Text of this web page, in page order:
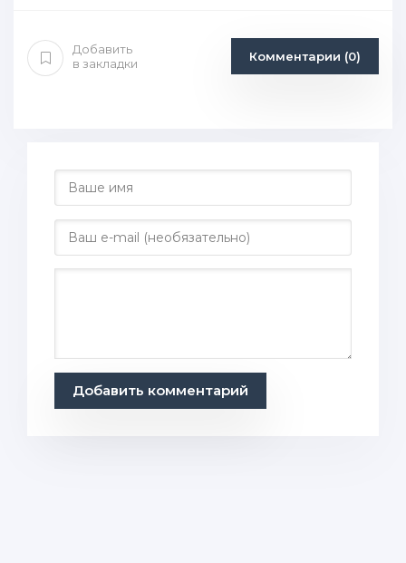
Добавить
в закладки
Комментарии (0)
Добавить комментарий